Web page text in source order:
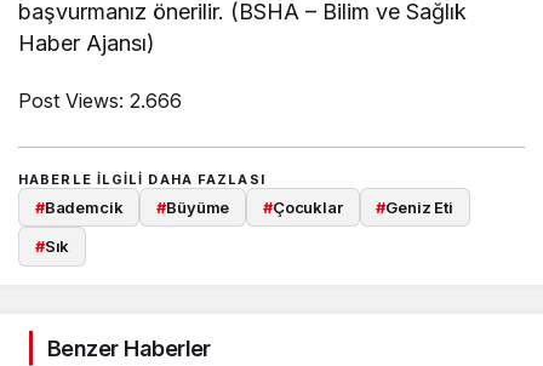
başvurmanız önerilir. (BSHA – Bilim ve Sağlık
Haber Ajansı)
Post Views: 2.666
HABERLE ILGILI DAHA FAZLASI
#Bademcik #Büyüme #Çocuklar #Geniz Eti
#Sık
Benzer Haberler